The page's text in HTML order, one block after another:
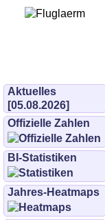
Aktuelles
[05.08.2026]
Offizielle Zahlen
BI-Statistiken
Jahres-Heatmaps